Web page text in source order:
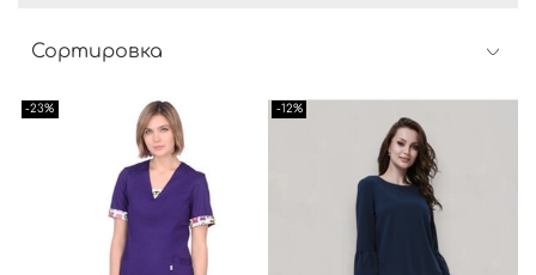
-23% -12%